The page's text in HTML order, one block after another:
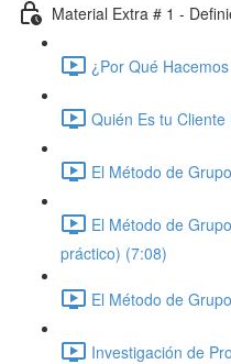
Material Extra # 1 -
¿Por Qué
Quién Es tu
El Método de
El Método de
práctico) (7:08)
El Método de
Investigación de